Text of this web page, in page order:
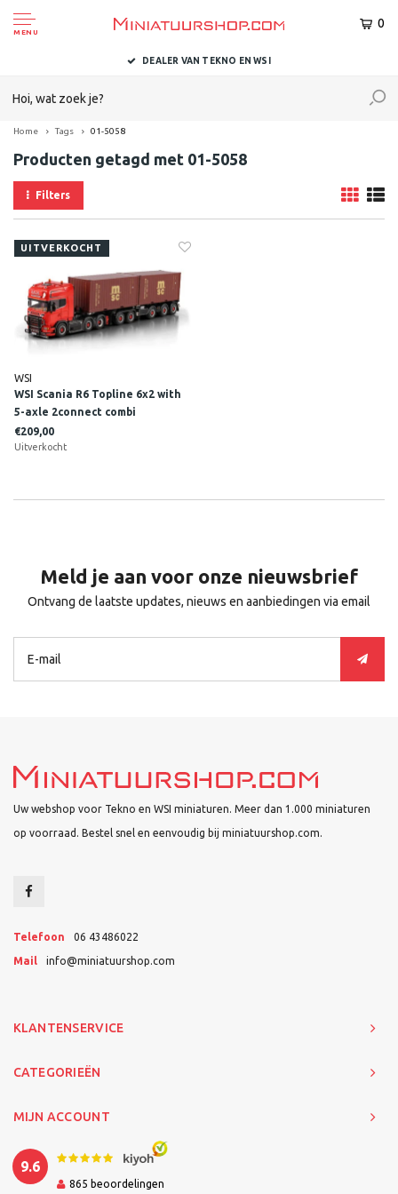
MENU
0
DEALER VAN TEKNO EN WSI
Home Tags 01-5058
Producten getagd met 01-5058
Filters
UITVERKOCHT
WSI
WSI Scania R6 Topline 6x2 with
5-axle 2connect combi
container trailer + 2x 20ft
container BACA
€209,00
Uitverkocht
Meld je aan voor onze nieuwsbrief
Ontvang de laatste updates, nieuws en aanbiedingen via email
Uw webshop voor Tekno en WSI miniaturen. Meer dan 1.000 miniaturen
op voorraad. Bestel snel en eenvoudig bij miniatuurshop.com.
Telefoon 06 43486022
Mail info@miniatuurshop.com
KLANTENSERVICE
CATEGORIEËN
MIJN ACCOUNT
9.6
865 beoordelingen